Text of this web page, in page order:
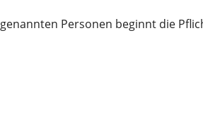
genannten Personen beginnt die